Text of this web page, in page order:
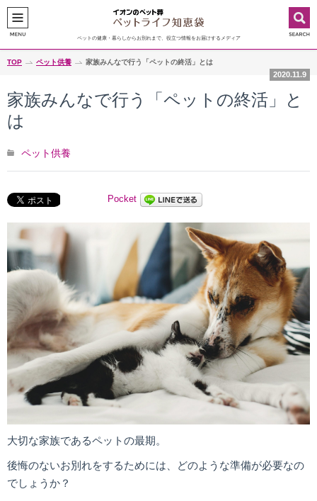
ペットの健康・暮らしからお別れまで、役立つ情報をお届けするメディア
TOP ペット供養 家族みんなで行う「ペットの終活」とは
家族みんなで行う「ペットの終活」と
は
2020.11.9
ペット供養
Pocket
大切な家族であるペットの最期。
後悔のないお別れをするためには、どのような準備が必要なの
でしょうか？